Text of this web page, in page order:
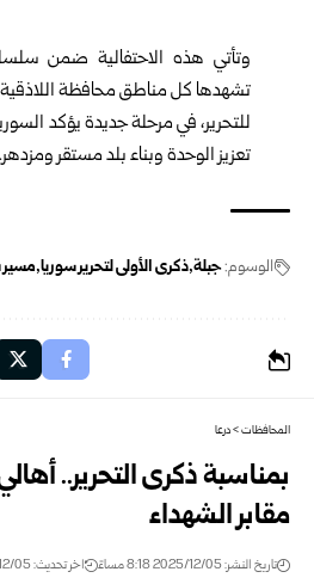
وتأتي هذه الاحتفالية ضمن
تشهدها كل مناطق محافظة اللاذقية
للتحرير، في مرحلة جديدة يؤكد
تعزيز الوحدة وبناء بلد مستقر ومزدهر.
الوسوم:جبلة ذكرى الأولى لتحرير سوريا
المحافظات>درعا
بمناسبة ذكرى التحرير..
مقابر الشهداء
تاريخ النشر: 2025/12/05 8:18 مساءً اخر تحديث: 2025/12/05 8:18 مساءً